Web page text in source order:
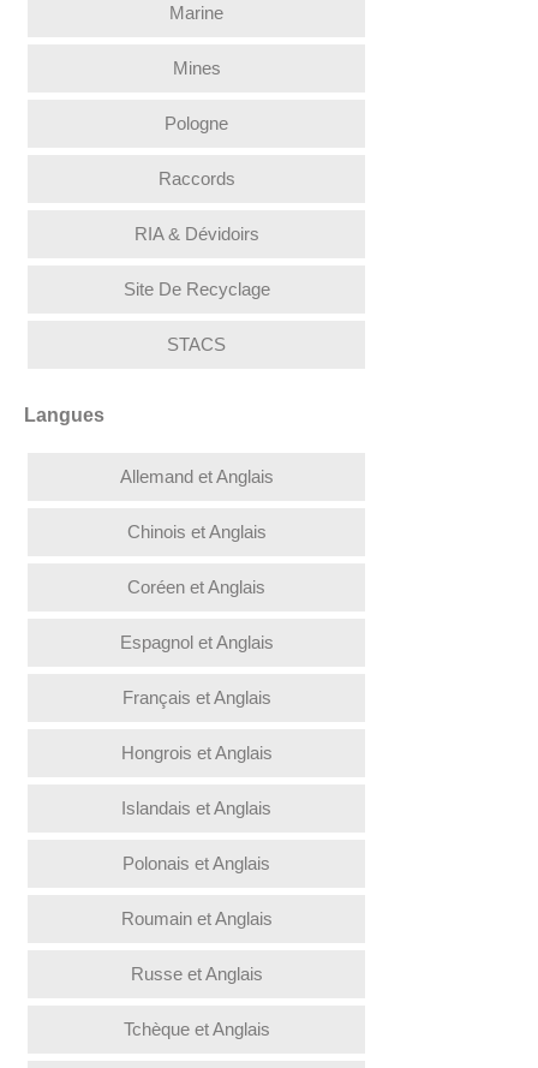
Marine
Mines
Pologne
Raccords
RIA & Dévidoirs
Site De Recyclage
STACS
Langues
Allemand et Anglais
Chinois et Anglais
Coréen et Anglais
Espagnol et Anglais
Français et Anglais
Hongrois et Anglais
Islandais et Anglais
Polonais et Anglais
Roumain et Anglais
Russe et Anglais
Tchèque et Anglais